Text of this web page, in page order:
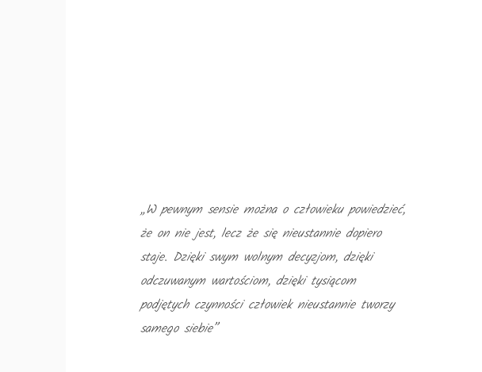
„W pewnym sensie można o człowieku powiedzieć,
że on nie jest, lecz że się nieustannie dopiero
staje. Dzięki swym wolnym decyzjom, dzięki
odczuwanym wartościom, dzięki tysiącom
podjętych czynności człowiek nieustannie tworzy
samego siebie”